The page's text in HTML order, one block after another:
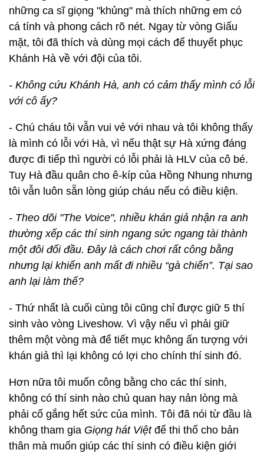
những ca sĩ giọng "khủng" mà thích những em có
cá tính và phong cách rõ nét. Ngay từ vòng Giấu
mặt, tôi đã thích và dùng mọi cách để thuyết phục
Khánh Hà về với đội của tôi.
- Không cứu Khánh Hà, anh có cảm thấy mình có lỗi
với cô ấy?
- Chú cháu tôi vẫn vui vẻ với nhau và tôi không thấy
là mình có lỗi với Hà, vì nếu thật sự Hà xứng đáng
được đi tiếp thì người có lỗi phải là HLV của cô bé.
Tuy Hà đầu quân cho ê-kíp của Hồng Nhung nhưng
tôi vẫn luôn sẵn lòng giúp cháu nếu có điều kiện.
- Theo dõi "The Voice", nhiều khán giả nhận ra anh
thường xếp các thí sinh ngang sức ngang tài thành
một đôi đối đầu. Đây là cách chơi rất công bằng
nhưng lại khiến anh mất đi nhiều “gà chiến”. Tại sao
anh lại làm thế?
- Thứ nhất là cuối cùng tôi cũng chỉ được giữ 5 thí
sinh vào vòng Liveshow. Vì vậy nếu vì phải giữ
thêm một vòng mà để tiết mục không ấn tượng với
khán giả thì lại không có lợi cho chính thí sinh đó.
Hơn nữa tôi muốn công bằng cho các thí sinh,
không có thí sinh nào chủ quan hay nản lòng mà
phải cố gắng hết sức của mình. Tôi đã nói từ đầu là
không tham gia Giọng hát Việtđể thi thố cho bản
thân mà muốn giúp các thí sinh có điều kiện giới